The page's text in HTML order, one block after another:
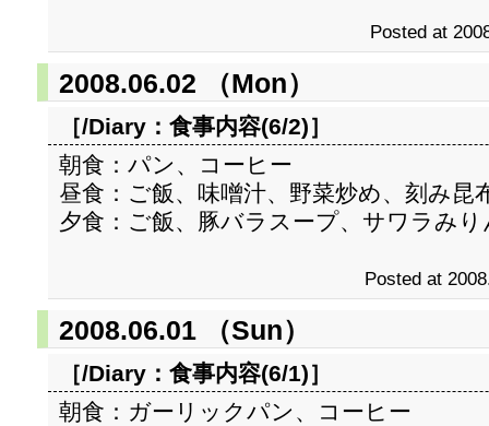
Posted at
2008.06.02 （Mon）
［/Diary： 食事内容(6/2)］
朝食：パン、コーヒー
昼食：ご飯、味噌汁、野菜炒め、刻み昆
夕食：ご飯、豚バラスープ、サワラみ
Posted at
2008.06.01 （Sun）
［/Diary： 食事内容(6/1)］
朝食：ガーリックパン、コーヒー